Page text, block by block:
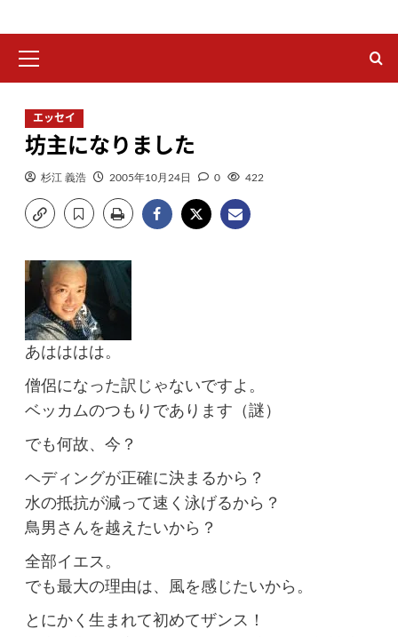
イ
ン
ニ
ュ
ー
エッセイ
坊主になりました
杉江 義浩 2005年10月24日 0 422
あはははは。
僧侶になった訳じゃないですよ。
ベッカムのつもりであります（謎）
でも何故、今？
ヘディングが正確に決まるから？
水の抵抗が減って速く泳げるから？
鳥男さんを越えたいから？
全部イエス。
でも最大の理由は、風を感じたいから。
とにかく生まれて初めてザンス！